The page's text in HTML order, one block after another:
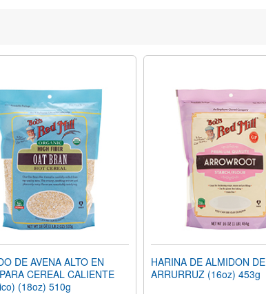
DE AVENA ALTO EN
CEREAL CALIENTE
(18oz) 510g
HARINA DE ALMIDON DE
ARRURRUZ (16oz) 453g